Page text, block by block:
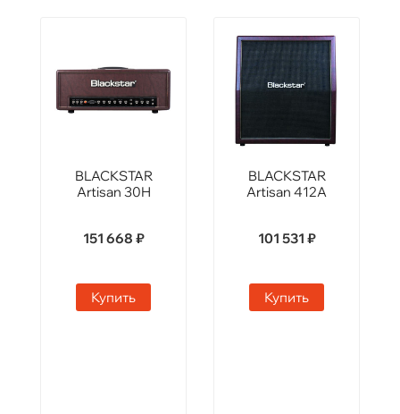
BLACKSTAR
Artisan 30H
151 668 ₽
Купить
BLACKSTAR
Artisan 412A
101 531 ₽
Купить